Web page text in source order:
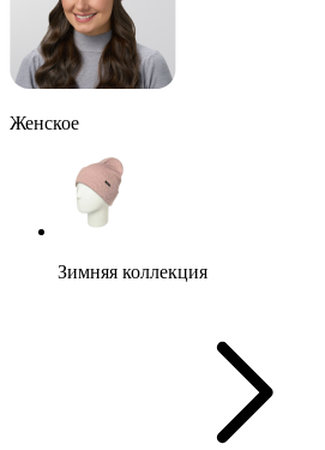
Женское
Зимняя коллекция